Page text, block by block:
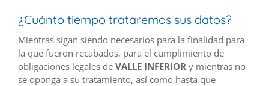
¿Cuánto tiempo trataremos sus datos?
Mientras sigan siendo necesarios para la finalidad para
la que fueron recabados, para el cumplimiento de
obligaciones legales de VALLE INFERIORy mientras no
se oponga a su tratamiento, así como hasta que